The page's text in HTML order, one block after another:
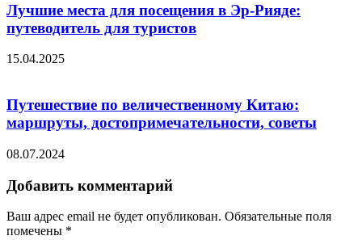
Лучшие места для посещения в Эр-Рияде:
путеводитель для туристов
15.04.2025
Путешествие по величественному Китаю:
маршруты, достопримечательности, советы
08.07.2024
Добавить комментарий
Ваш адрес email не будет опубликован. Обязательные поля
помечены *